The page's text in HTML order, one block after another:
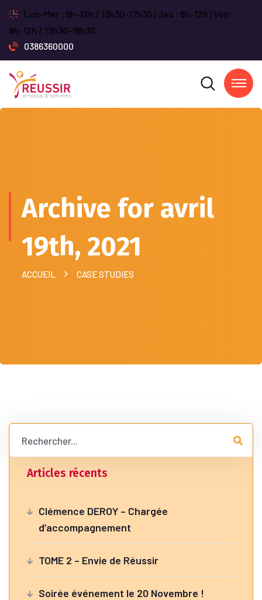
Lun-Mer : 8h-12h / 13h30-17h30 | Jeu : 8h-12h | Ven :
8h-12h / 13h30-16h30
0386360000
Archive for avril
19th, 2021
ACCUEIL CASE STUDIES
Articles récents
Clémence DEROY – Chargée
d’accompagnement
TOME 2 – Envie de Réussir
Soirée événement le 20 Novembre !